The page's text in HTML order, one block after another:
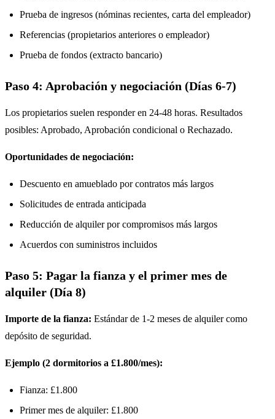
Prueba de ingresos (nóminas recientes, carta del empleador)
Referencias (propietarios anteriores o empleador)
Prueba de fondos (extracto bancario)
Paso 4: Aprobación y negociación (Días 6-7)
Los propietarios suelen responder en 24-48 horas. Resultados
posibles: Aprobado, Aprobación condicional o Rechazado.
Oportunidades de negociación:
Descuento en amueblado por contratos más largos
Solicitudes de entrada anticipada
Reducción de alquiler por compromisos más largos
Acuerdos con suministros incluidos
Paso 5: Pagar la fianza y el primer mes de
alquiler (Día 8)
Importe de la fianza: Estándar de 1-2 meses de alquiler como
depósito de seguridad.
Ejemplo (2 dormitorios a £1.800/mes):
Fianza: £1.800
Primer mes de alquiler: £1.800